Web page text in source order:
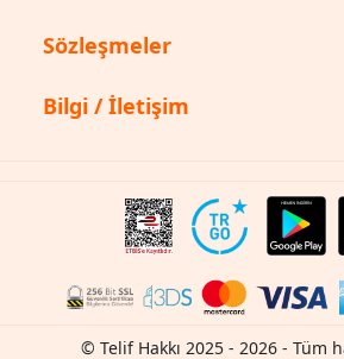
Sözleşmeler
Bilgi / İletişim
© Telif Hakkı 2025 - 2026 - Tüm